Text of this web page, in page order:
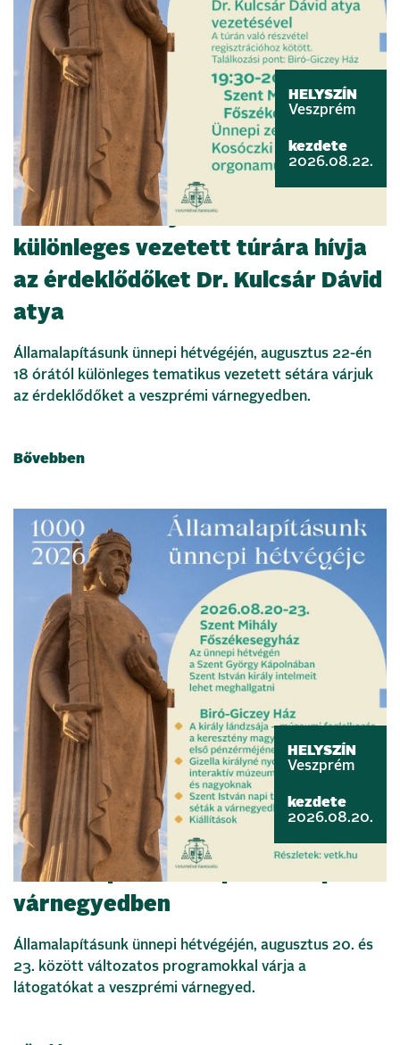
HELYSZÍN
Veszprém
kezdete
2026.08.22.
Szent István nyomában –
különleges vezetett túrára hívja
az érdeklődőket Dr. Kulcsár Dávid
atya
Államalapításunk ünnepi hétvégéjén, augusztus 22-én
18 órától különleges tematikus vezetett sétára várjuk
az érdeklődőket a veszprémi várnegyedben.
Bővebben
HELYSZÍN
Veszprém
kezdete
2026.08.20.
Államalapítás ünnepe a veszprémi
várnegyedben
Államalapításunk ünnepi hétvégéjén, augusztus 20. és
23. között változatos programokkal várja a
látogatókat a veszprémi várnegyed.